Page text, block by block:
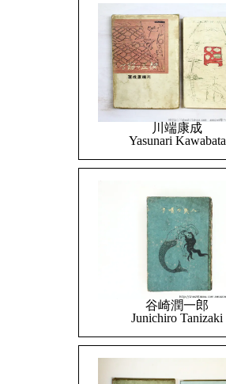
川端康成
Yasunari Kawabata
谷崎潤一郎
Junichiro Tanizaki